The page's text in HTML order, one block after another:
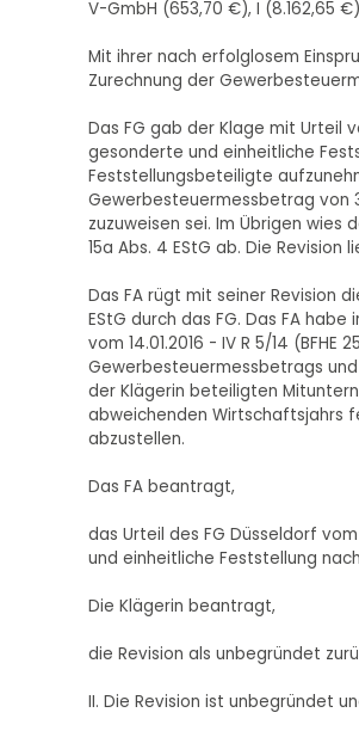
V-GmbH (653,70 €), I (8.162,65
Mit ihrer nach erfolglosem
Zurechnung der
Das FG gab der Klage mit Urteil
gesonderte und einheitliche
Feststellungsbeteiligte
Gewerbesteuermessbetrag von
zuzuweisen sei. Im Übrigen wies
15a Abs. 4 EStG ab. Die
Das FA rügt mit seiner Revision
EStG durch das FG. Das FA
vom 14.01.2016 - IV R 5/14 (BFHE
Gewerbesteuermessbetrags
der Klägerin beteiligten
abweichenden Wirtschaftsjahrs
abzustellen.
Das FA beantragt,
das Urteil des FG Düsseldorf
und einheitliche Feststellung
Die Klägerin beantragt,
die Revision als unbegründet
II. Die Revision ist unbegründet